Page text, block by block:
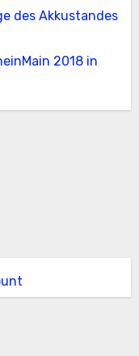
des Akkustandes
2018 in